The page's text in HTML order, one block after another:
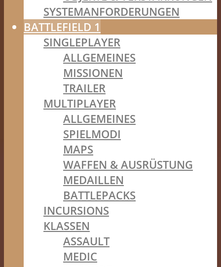
SYSTEMANFORDERUNGEN
BATTLEFIELD 1
SINGLEPLAYER
ALLGEMEINES
MISSIONEN
TRAILER
MULTIPLAYER
ALLGEMEINES
SPIELMODI
MAPS
WAFFEN & AUSRÜSTUNG
MEDAILLEN
BATTLEPACKS
INCURSIONS
KLASSEN
ASSAULT
MEDIC